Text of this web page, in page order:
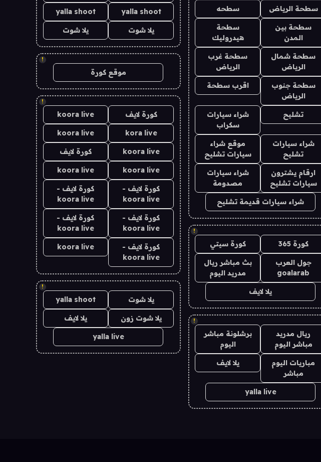
سطحة الرياض سطحه
سطحة بين
المدن
سطحة
هيدروليك
سطحة شمال
الرياض
سطحة غرب
الرياض
سطحة جنوب
الرياض
اقرب سطحة
تشليح
شراء سيارات
سكراب
شراء سيارات
تشليح
موقع شراء
سيارات تشليح
ارقام يشترون
سيارات تشليح
شراء سيارات
مصدومة
شراء سيارات قديمة تشليح
!
كورة 365 كورة سيتي
جول العرب
goalarab
بث مباشر ريال
مدريد اليوم
يلا لايف
!
ريال مدريد
مباشر اليوم
برشلونة مباشر
اليوم
مباريات اليوم
مباشر
يلا لايف
yalla live
yalla shoot
yalla shoot
يلا شوت يلا شوت
!
موقع كورة
!
كورة لايف koora live
kora live
koora live
koora live كورة لايف
koora live
koora live
كورة لايف -
koora live
كورة لايف -
koora live
كورة لايف -
koora live
كورة لايف -
koora live
كورة لايف -
koora live
koora live
!
يلا شوت yalla shoot
يلا شوت زون يلا لايف
yalla live